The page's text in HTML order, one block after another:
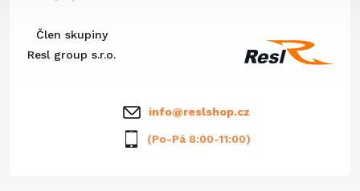
Člen skupiny
Resl group s.r.o.
info@reslshop.cz
(Po-Pá 8:00-11:00)